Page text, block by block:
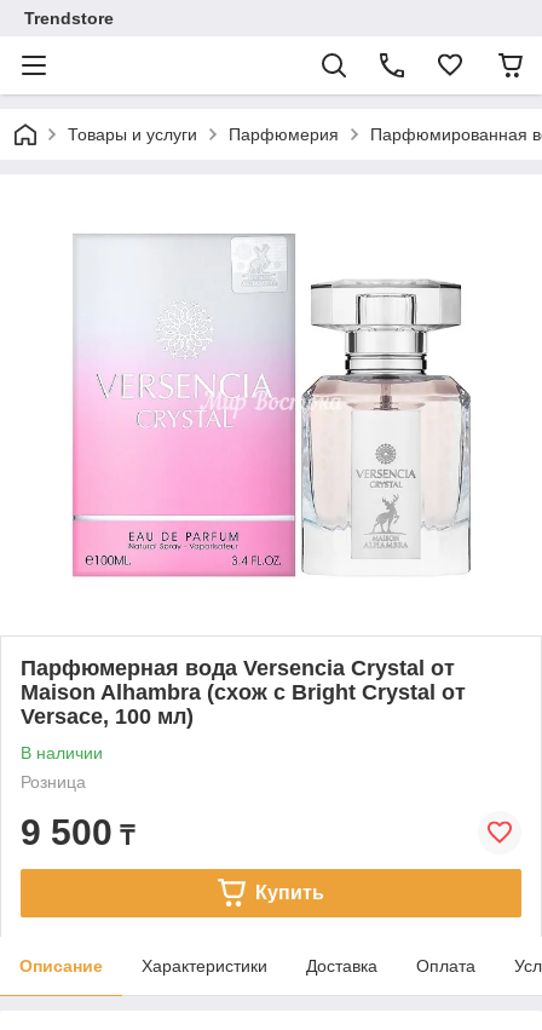
Trendstore
Товары и услуги Парфюмерия Парфюмированная
Парфюмерная вода Versencia Crystal от
Maison Alhambra (схож с Bright Crystal от
Versace, 100 мл)
В наличии
Розница
9 500 ₸
Купить
Описание Характеристики Доставка Оплата